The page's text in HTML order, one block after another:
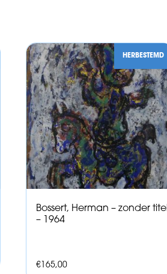
HERBESTEMD
Bossert, Herman – zonder titel
– 1964
€165,00